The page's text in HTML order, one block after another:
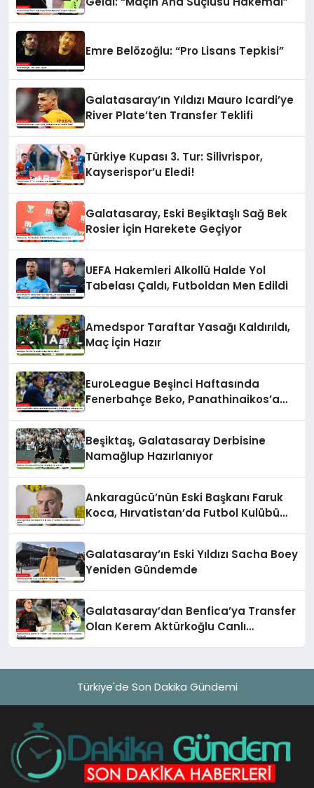
Emre Belözoğlu: “Pro Lisans Tepkisi”
Galatasaray’ın Yıldızı Mauro Icardi’ye
River Plate’ten Transfer Teklifi
Türkiye Kupası 3. Tur: Silivrispor,
Kayserispor’u Eledi!
Galatasaray, Eski Beşiktaşlı Sağ Bek
Rosier İçin Harekete Geçiyor
UEFA Hakemleri Alkollü Halde Yol
Tabelası Çaldı, Futboldan Men Edildi
Amedspor Taraftar Yasağı Kaldırıldı,
Maç İçin Hazır
EuroLeague Beşinci Haftasında
Fenerbahçe Beko, Panathinaikos’a
Beşiktaş, Galatasaray Derbisine
Namağlup Hazırlanıyor
Ankaragücü’nün Eski Başkanı Faruk
Koca, Hırvatistan’da Futbol Kulübü
Galatasaray’ın Eski Yıldızı Sacha Boey
Yeniden Gündemde
Galatasaray’dan Benfica’ya Transfer
Olan Kerem Aktürkoğlu Canlı
Türkiye'de Son Dakika Gündemi